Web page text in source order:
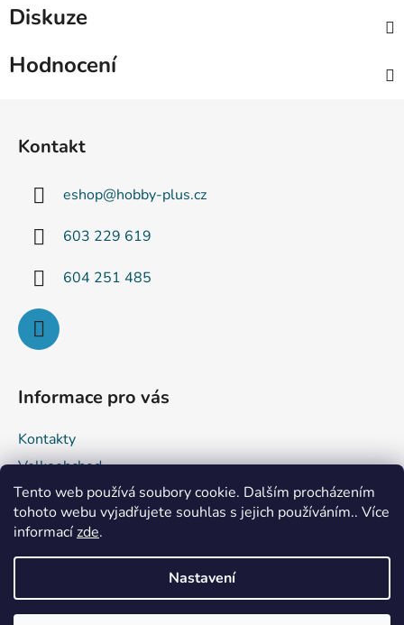
Tento web používá soubory cookie. Dalším procházením
tohoto webu vyjadřujete souhlas s jejich používáním.. Více
informacízde.
Nastavení
Diskuze
Hodnocení
Kontakt
eshop@hobby-plus.cz
603 229 619
604 251 485
Informace pro vás
Kontakty
Velkoobchod
Obchodní podmínky
Podmínky ochrany osobních údajů
Vytvořil Shoptet